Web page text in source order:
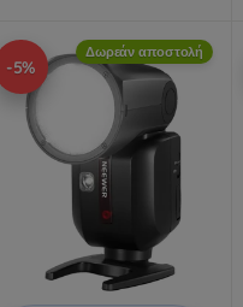
-5%
Δωρεάν αποστολή